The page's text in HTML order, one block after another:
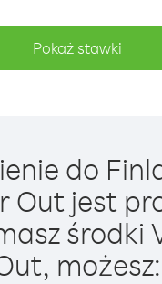
Pokaż stawki
do
Out jest
środki
możesz: